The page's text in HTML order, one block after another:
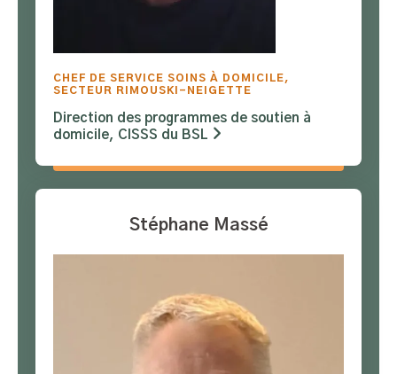
CHEF DE SERVICE SOINS À DOMICILE,
SECTEUR RIMOUSKI-NEIGETTE
Direction des programmes de soutien à
domicile, CISSS du BSL
Stéphane Massé